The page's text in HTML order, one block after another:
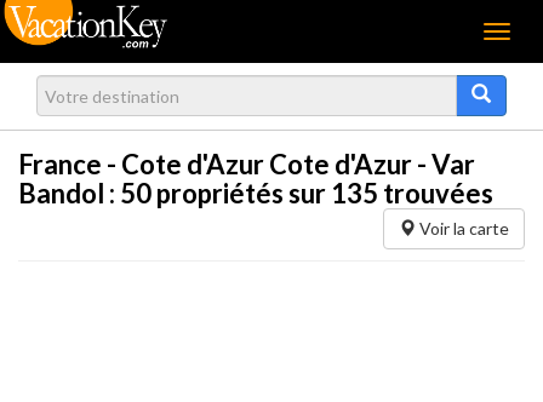
Menu
France - Cote d'Azur Cote d'Azur - Var
Bandol : 50propriétés sur 135 trouvées
Voir la carte